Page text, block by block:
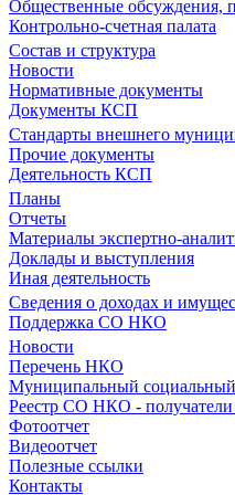
Общественные обсуждения,
Контрольно-счетная палата
Состав и структура
Новости
Нормативные документы
Документы КСП
Стандарты внешнего
Прочие документы
Деятельность КСП
Планы
Отчеты
Материалы экспертно-
Доклады и выступления
Иная деятельность
Сведения о доходах и
Поддержка СО НКО
Новости
Перечень НКО
Муниципальный социальный
Реестр СО НКО -
Фотоотчет
Видеоотчет
Полезные ссылки
Контакты